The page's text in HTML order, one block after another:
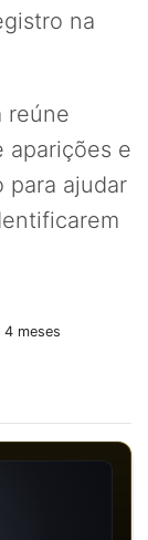
na
reúne
aparições e
para ajudar
meses